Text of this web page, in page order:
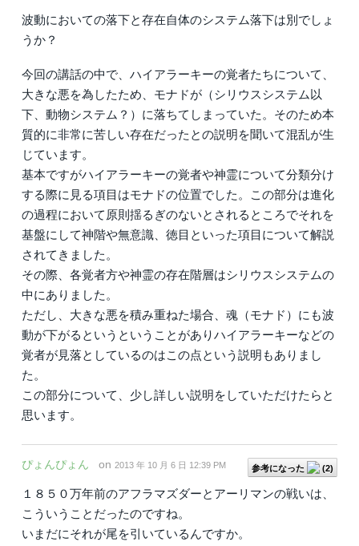
波動においての落下と存在自体のシステム落下は別でしょ
うか？
今回の講話の中で、ハイアラーキーの覚者たちについて、
大きな悪を為したため、モナドが（シリウスシステム以
下、動物システム？）に落ちてしまっていた。そのため本
質的に非常に苦しい存在だったとの説明を聞いて混乱が生
じています。
基本ですがハイアラーキーの覚者や神霊について分類分け
する際に見る項目はモナドの位置でした。この部分は進化
の過程において原則揺るぎのないとされるところでそれを
基盤にして神階や無意識、徳目といった項目について解説
されてきました。
その際、各覚者方や神霊の存在階層はシリウスシステムの
中にありました。
ただし、大きな悪を積み重ねた場合、魂（モナド）にも波
動が下がるというということがありハイアラーキーなどの
覚者が見落としているのはこの点という説明もありまし
た。
この部分について、少し詳しい説明をしていただけたらと
思います。
参考になった (2)
ぴょんぴょん on 2013 年 10 月 6 日 12:39 PM
１８５０万年前のアフラマズダーとアーリマンの戦いは、
こういうことだったのですね。
いまだにそれが尾を引いているんですか。